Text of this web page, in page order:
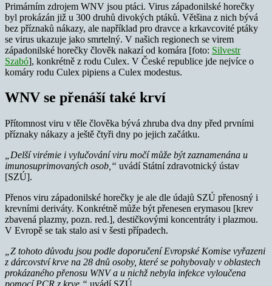
Primárním zdrojem WNV jsou ptáci. Virus západonilské horečky
byl prokázán již u 300 druhů divokých ptáků. Většina z nich bývá
bez příznaků nákazy, ale například pro dravce a krkavcovité ptáky
se virus ukazuje jako smrtelný. V našich regionech se virem
západonilské horečky člověk nakazí od komára [foto: Silvestr
Szabó], konkrétně z rodu Culex. V České republice jde nejvíce o
komáry rodu Culex pipiens a Culex modestus.
WNV se přenáší také krví
Přítomnost viru v těle člověka bývá zhruba dva dny před prvními
příznaky nákazy a ještě čtyři dny po jejich začátku.
„Delší virémie i vylučování viru močí může být zaznamenána u
imunosuprimovaných osob,“ uvádí Státní zdravotnický ústav
[SZÚ].
Přenos viru západonilské horečky je ale dle údajů SZÚ přenosný i
krevními deriváty. Konkrétně může být přenesen erymasou [krev
zbavená plazmy, pozn. red.], destičkovými koncentráty i plazmou.
V Evropě se tak stalo asi v šesti případech.
„Z tohoto důvodu jsou podle doporučení Evropské Komise vyřazeni
z dárcovství krve na 28 dnů osoby, které se pohybovaly v oblastech
prokázaného přenosu WNV a u nichž nebyla infekce vyloučena